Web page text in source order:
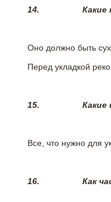
14. Какие
Оно должно быть
Перед укладкой
15. Какие
Все, что нужно для
16. Как